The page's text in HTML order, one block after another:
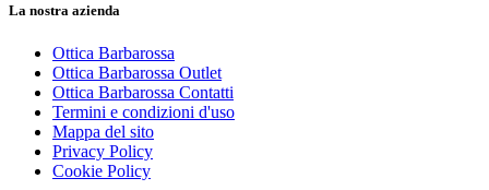
La nostra azienda
Ottica Barbarossa
Ottica Barbarossa Outlet
Ottica Barbarossa Contatti
Termini e condizioni d'uso
Mappa del sito
Privacy Policy
Cookie Policy